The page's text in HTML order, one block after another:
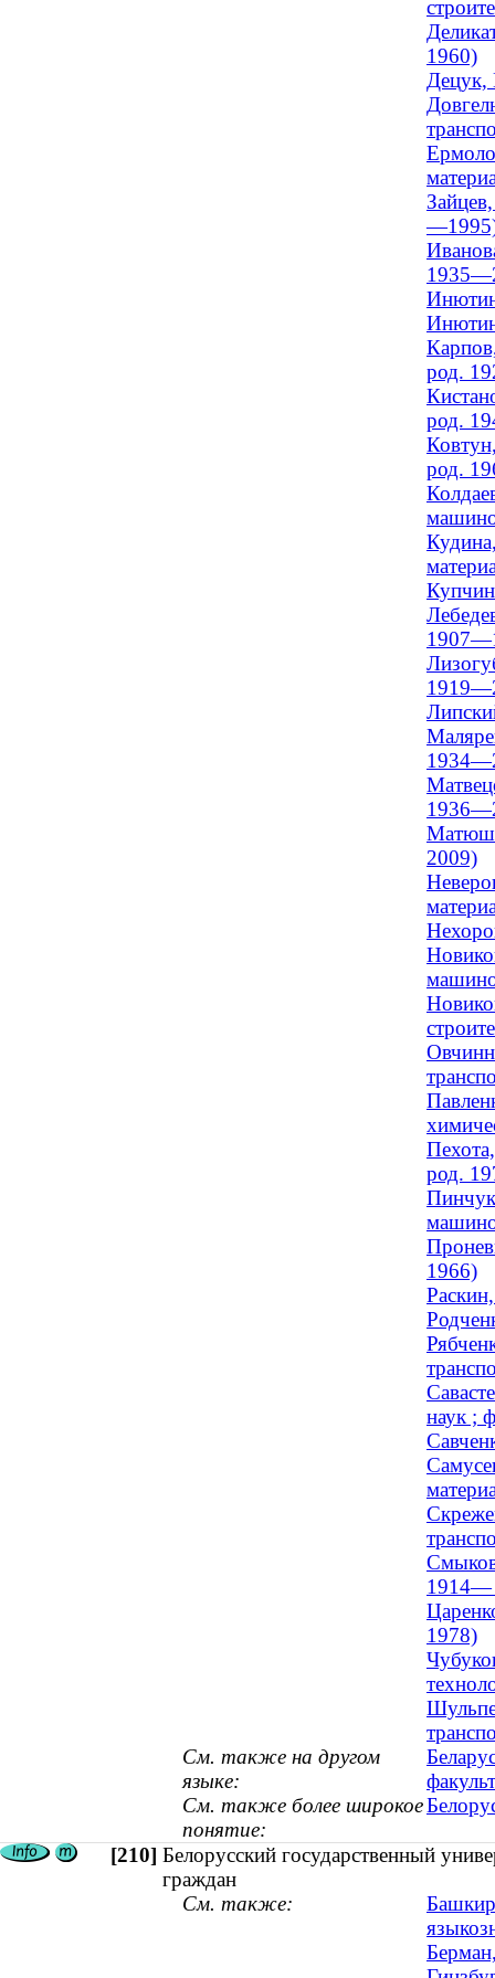
1960)
Децук,
род.
род.
род.
2009)
род.
1966)
наук ;
1914—
1978)
См. также на другом
языке:
См. также более широкое
понятие:
[210] Белорусский государственный
граждан
См. также: